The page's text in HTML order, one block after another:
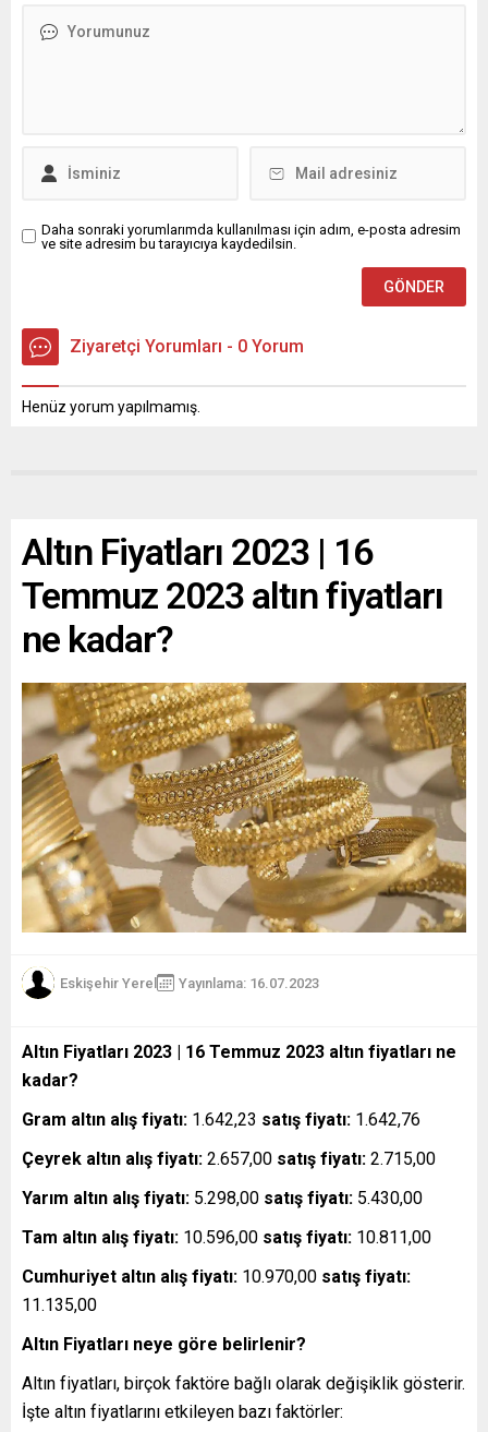
Daha sonraki yorumlarımda kullanılması için adım, e-posta adresim
ve site adresim bu tarayıcıya kaydedilsin.
Ziyaretçi Yorumları - 0 Yorum
Henüz yorum yapılmamış.
Altın Fiyatları 2023 | 16
Temmuz 2023 altın fiyatları
ne kadar?
Eskişehir Yerel Yayınlama: 16.07.2023
Altın Fiyatları 2023 | 16 Temmuz 2023 altın fiyatları ne
kadar?
Gram altın alış fiyatı: 1.642,23 satış fiyatı: 1.642,76
Çeyrek altın alış fiyatı: 2.657,00 satış fiyatı: 2.715,00
Yarım altın alış fiyatı: 5.298,00 satış fiyatı: 5.430,00
Tam altın alış fiyatı: 10.596,00 satış fiyatı: 10.811,00
Cumhuriyet altın alış fiyatı: 10.970,00 satış fiyatı:
11.135,00
Altın Fiyatları neye göre belirlenir?
Altın fiyatları, birçok faktöre bağlı olarak değişiklik gösterir.
İşte altın fiyatlarını etkileyen bazı faktörler: